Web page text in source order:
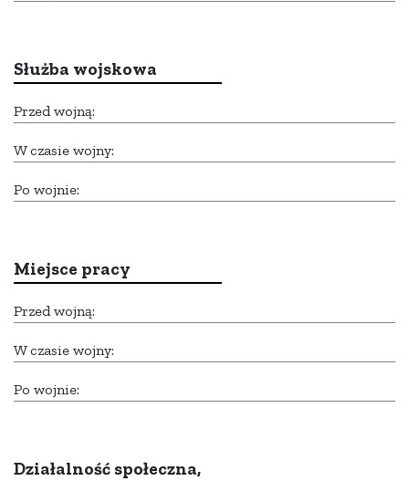
Służba wojskowa
Przed wojną:
W czasie wojny:
Po wojnie:
Miejsce pracy
Przed wojną:
W czasie wojny:
Po wojnie:
Działalność społeczna,